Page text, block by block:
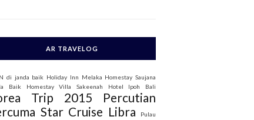
AR TRAVELOG
di janda baik Holiday Inn Melaka Homestay Saujana
Baik
Homestay Villa Sakeenah Hotel Ipoh Bali
Trip 2015
Percutian
Star Cruise Libra
Pulau